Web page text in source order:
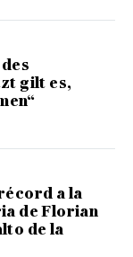
gilt es,
a la
de Florian
de la